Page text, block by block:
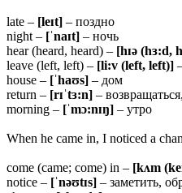
late – [leɪt] – поздно
night – [ˈnaɪt] – ночь
hear (heard, heard) – [hɪə (hɜ:d,
leave (left, left) – [li:v (left, left)]
house – [ˈhaʊs] – дом
return – [rɪˈtɜ:n] –
morning – [ˈmɔ:nɪŋ] – утро
When he came in, I noticed a
come (came; come) in – [kʌm
notice – [ˈnəʊtɪs] – заметить,